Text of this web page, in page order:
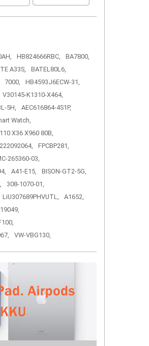
HB824666RBC,
BA7800,
A33S,
BATEL80L6,
7000,
HB4593J6ECW-31,
V30145-K1310-X464,
5H,
AEC616864-4S1P,
Watch,
X36 X960 80B,
FPCBP281,
265360-03,
A41-E15,
BISON-GT2-5G,
308-1070-01,
LiU307689PHVUTL,
A1652,
VW-VBG130,